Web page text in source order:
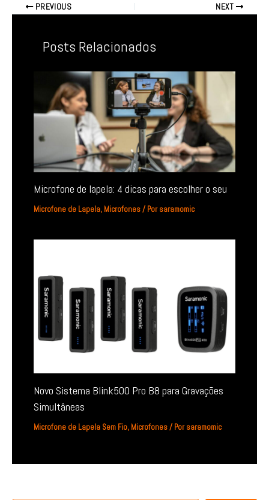
PREVIOUS NEXT
Posts Relacionados
Microfone de lapela: 4 dicas para escolher o seu
Microfone de Lapela, Microfones/ Porsaramomic
Novo Sistema Blink500 Pro B8 para Gravações
Simultâneas
Microfone de Lapela Sem Fio, Microfones/ Porsaramomic